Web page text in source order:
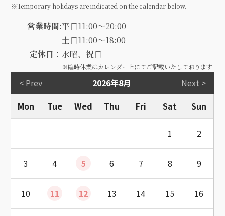
※Temporary holidays are indicated on the calendar below.
営業時間:平日11:00～20:00
土日11:00～18:00
定休日：水曜、祝日
※臨時休業はカレンダー上にてご記載いたしております
< Prev 2026年8月
Next >
Mon
Tue Wed Thu Fri Sat Sun
1 2
3 4 5 6 7 8 9
10 11 12 13 14 15 16